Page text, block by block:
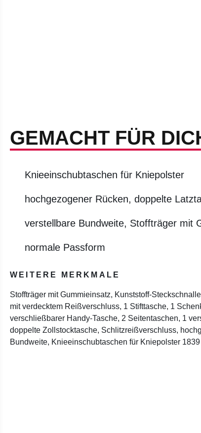
GEMACHT FÜR
Knieeinschubtaschen für Kniepolster
hochgezogener Rücken, doppelte
verstellbare Bundweite, Stoffträger mit
normale Passform
WEITERE MERKMALE
Stoffträger mit Gummieinsatz, Kunststoff-
mit verdecktem Reißverschluss, 1 Stifttasche, 1
verschließbarer Handy-Tasche, 2 Seitentaschen, 1
doppelte Zollstocktasche, Schlitzreißverschluss,
Bundweite, Knieeinschubtaschen für Kniepolster